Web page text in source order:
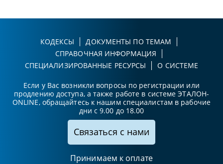
КОДЕКСЫ
ДОКУМЕНТЫ ПО ТЕМАМ
СПРАВОЧНАЯ ИНФОРМАЦИЯ
СПЕЦИАЛИЗИРОВАННЫЕ РЕСУРСЫ
О СИСТЕМЕ
Если у Вас возникли вопросы по регистрации или
продлению доступа, а также работе в системе ЭТАЛОН-
ONLINE, обращайтесь к нашим специалистам в рабочие
дни с 9.00 до 18.00
Связаться с нами
Принимаем к оплате